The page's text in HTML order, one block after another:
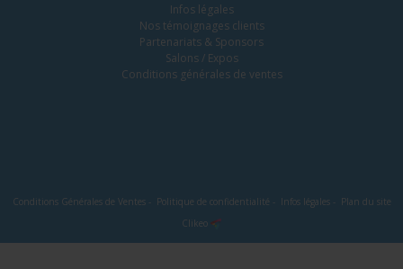
Infos légales
Nos témoignages clients
Partenariats & Sponsors
Salons / Expos
Conditions générales de ventes
Conditions Générales de Ventes- Politique de confidentialité - Infos légales- Plan du site
Clikeo